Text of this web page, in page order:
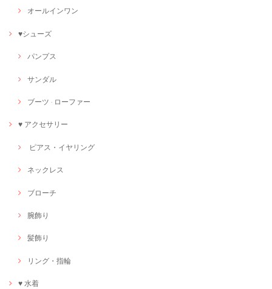
オールインワン
♥シューズ
パンプス
サンダル
ブーツ · ローファー
♥ アクセサリー
ピアス・イヤリング
ネックレス
ブローチ
腕飾り
髪飾り
リング・指輪
♥ 水着